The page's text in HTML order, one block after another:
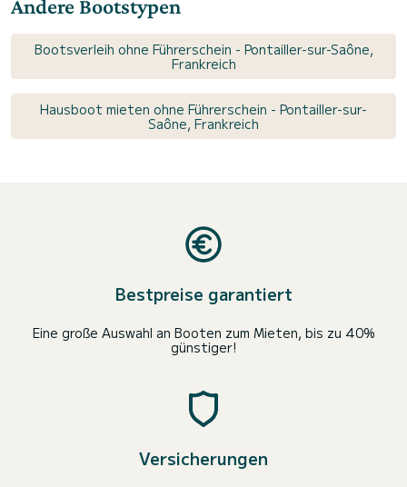
Andere Bootstypen
Bootsverleih ohne Führerschein - Pontailler-sur-Saône,
Frankreich
Hausboot mieten ohne Führerschein - Pontailler-sur-
Saône, Frankreich
Bestpreise garantiert
Eine große Auswahl an Booten zum Mieten, bis zu 40%
günstiger!
Versicherungen